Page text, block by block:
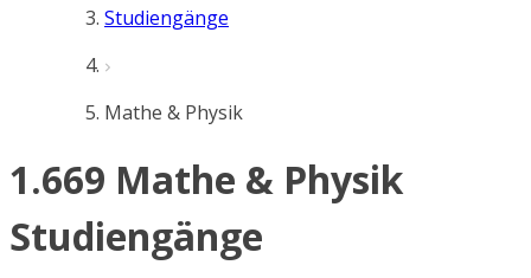
Studiengänge
Mathe & Physik
1.669 Mathe & Physik
Studiengänge